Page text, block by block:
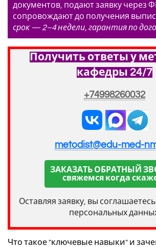
документов, подают заявку через
сопровождают до получения
срок — 2–4 недели, гарантия по
Получить ответы у
кафедры 24/7
+74998260032
metodist@edu-med-
ЗАКАЗАТЬ ОБРАТНЫЙ
свяжемся когда
Оставляя заявку, вы
персональных
Что такое "ключевые навыки" и